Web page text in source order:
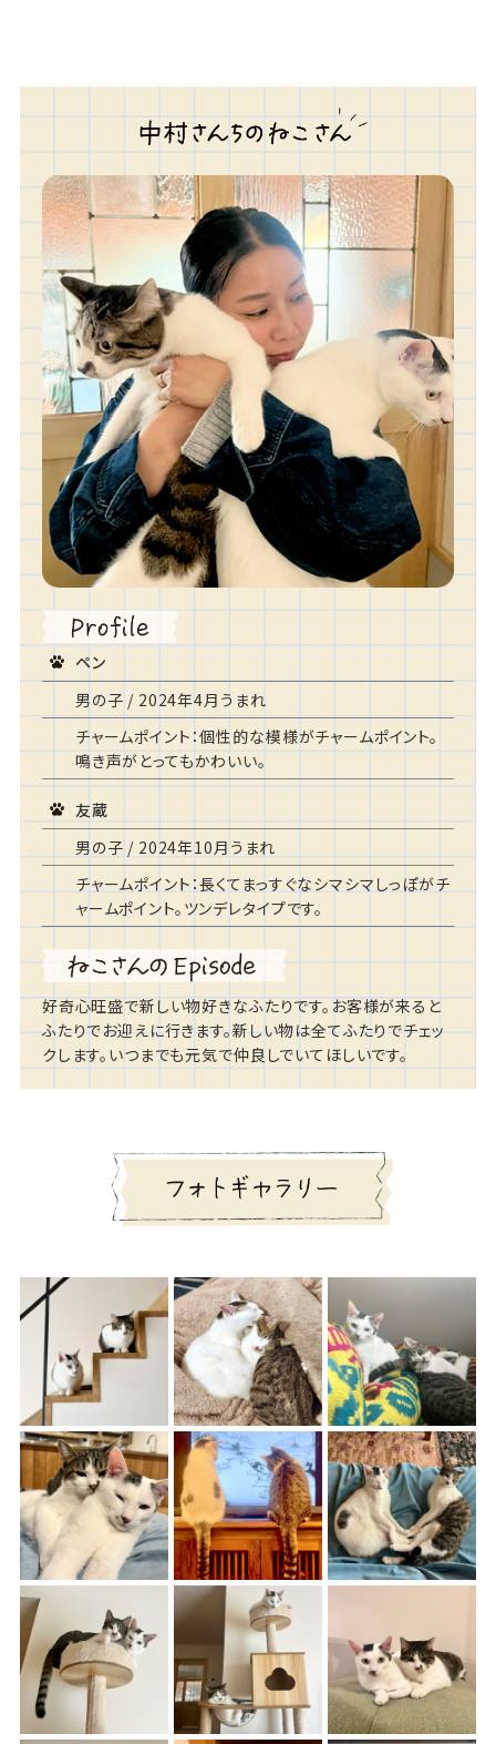
ペン
男の子 / 2024年4月うまれ
チャームポイント：個性的な模様がチャームポイント。
鳴き声がとってもかわいい。
友蔵
男の子 / 2024年10月うまれ
チャームポイント：長くてまっすぐなシマシマしっぽがチ
ャームポイント。ツンデレタイプです。
好奇心旺盛で新しい物好きなふたりです。お客様が来ると
ふたりでお迎えに行きます。新しい物は全てふたりでチェッ
クします。いつまでも元気で仲良しでいてほしいです。